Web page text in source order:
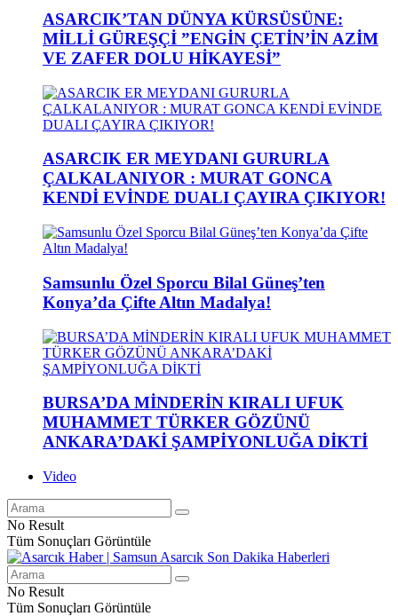
ASARCIK’TAN DÜNYA KÜRSÜSÜNE:
MİLLİ GÜREŞÇİ ”ENGİN ÇETİN’İN AZİM
VE ZAFER DOLU HİKAYESİ”
ASARCIK ER MEYDANI GURURLA
ÇALKALANIYOR : MURAT GONCA
KENDİ EVİNDE DUALI ÇAYIRA ÇIKIYOR!
Samsunlu Özel Sporcu Bilal Güneş’ten
Konya’da Çifte Altın Madalya!
BURSA’DA MİNDERİN KIRALI UFUK
MUHAMMET TÜRKER GÖZÜNÜ
ANKARA’DAKİ ŞAMPİYONLUĞA DİKTİ
Video
No Result
Tüm Sonuçları Görüntüle
No Result
Tüm Sonuçları Görüntüle